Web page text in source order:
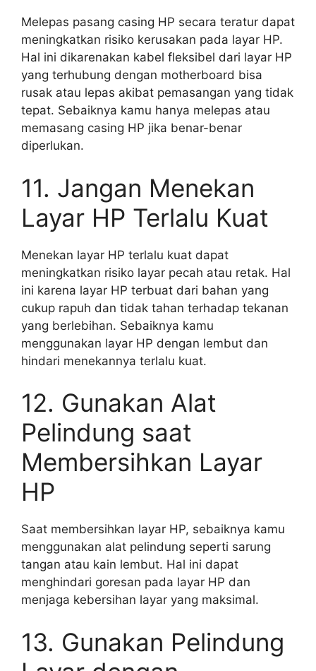
Melepas pasang casing HP secara teratur dapat
meningkatkan risiko kerusakan pada layar HP.
Hal ini dikarenakan kabel fleksibel dari layar HP
yang terhubung dengan motherboard bisa
rusak atau lepas akibat pemasangan yang tidak
tepat. Sebaiknya kamu hanya melepas atau
memasang casing HP jika benar-benar
diperlukan.
11. Jangan Menekan
Layar HP Terlalu Kuat
Menekan layar HP terlalu kuat dapat
meningkatkan risiko layar pecah atau retak. Hal
ini karena layar HP terbuat dari bahan yang
cukup rapuh dan tidak tahan terhadap tekanan
yang berlebihan. Sebaiknya kamu
menggunakan layar HP dengan lembut dan
hindari menekannya terlalu kuat.
12. Gunakan Alat
Pelindung saat
Membersihkan Layar
HP
Saat membersihkan layar HP, sebaiknya kamu
menggunakan alat pelindung seperti sarung
tangan atau kain lembut. Hal ini dapat
menghindari goresan pada layar HP dan
menjaga kebersihan layar yang maksimal.
13. Gunakan Pelindung